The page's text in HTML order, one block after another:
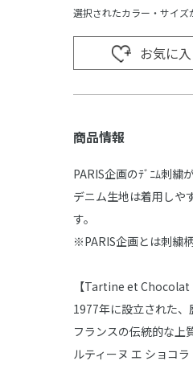
選択されたカラー・サイズ
お気に
商品情報
PARIS企画のﾃﾞﾆﾑ刺繍
デニム生地は着用しや
す。
※PARIS企画とは刺繍
【Tartine et Chocolat
1977年に設立された、
フランスの伝統的な上
ルティーヌ エ ショコラ